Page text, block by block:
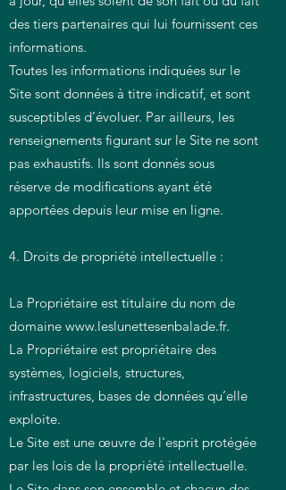
des tiers partenaires qui lui fournissent ces
informations.
Toutes les informations indiquées sur le
Site sont données à titre indicatif, et sont
susceptibles d’évoluer. Par ailleurs, les
renseignements figurant sur le Site ne sont
pas exhaustifs. Ils sont donnés sous
réserve de modifications ayant été
apportées depuis leur mise en ligne.
4. Droits de propriété intellectuelle :
La Propriétaire est titulaire du nom de
domaine www.leslunettesenbalade.fr.
La Propriétaire est propriétaire des
systèmes, logiciels, structures,
infrastructures, bases de données qu’elle
exploite.
Le Site est une œuvre de l'esprit protégée
par les lois de la propriété intellectuelle.